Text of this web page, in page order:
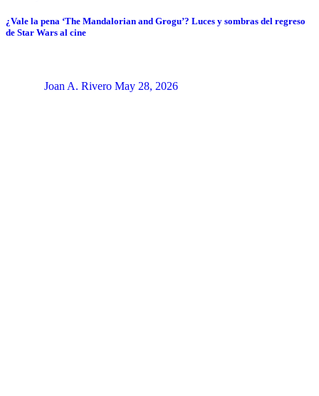
¿Vale la pena ‘The Mandalorian and Grogu’? Luces y sombras del regreso
de Star Wars al cine
Joan A. Rivero May 28, 2026